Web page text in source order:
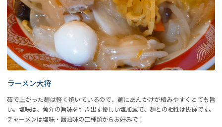
ラーメン大将
茹で上がった麺は軽く焼いているので、麺にあんかけが絡みやすくとても旨
い。塩味は、魚介の旨味を引き出す優しい塩加減で、麺との相性は抜群です。
チャーメンは塩味・醤油味の二種類からお好みで！